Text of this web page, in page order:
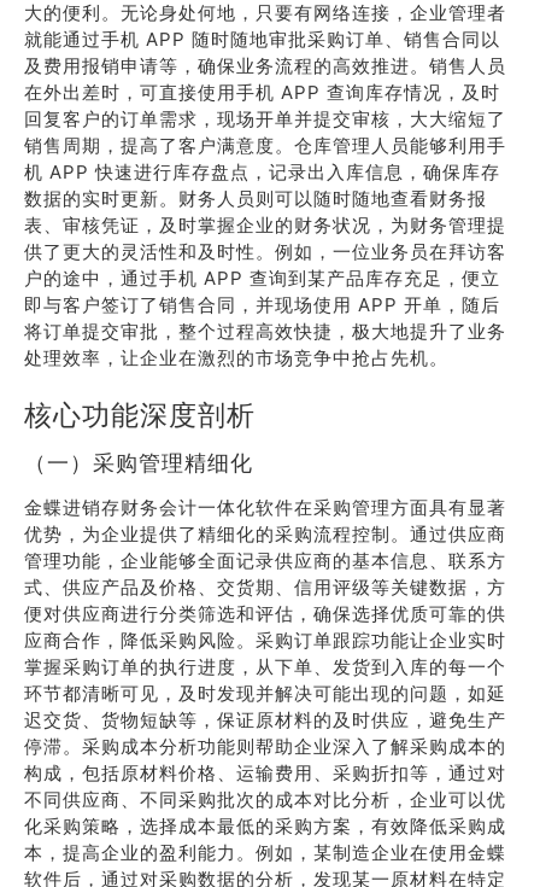
大的便利。无论身处何地，只要有网络连接，企业管理者
就能通过手机 APP 随时随地审批采购订单、销售合同以
及费用报销申请等，确保业务流程的高效推进。销售人员
在外出差时，可直接使用手机 APP 查询库存情况，及时
回复客户的订单需求，现场开单并提交审核，大大缩短了
销售周期，提高了客户满意度。仓库管理人员能够利用手
机 APP 快速进行库存盘点，记录出入库信息，确保库存
数据的实时更新。财务人员则可以随时随地查看财务报
表、审核凭证，及时掌握企业的财务状况，为财务管理提
供了更大的灵活性和及时性。例如，一位业务员在拜访客
户的途中，通过手机 APP 查询到某产品库存充足，便立
即与客户签订了销售合同，并现场使用 APP 开单，随后
将订单提交审批，整个过程高效快捷，极大地提升了业务
处理效率，让企业在激烈的市场竞争中抢占先机。
核心功能深度剖析
（一）采购管理精细化
金蝶进销存财务会计一体化软件在采购管理方面具有显著
优势，为企业提供了精细化的采购流程控制。通过供应商
管理功能，企业能够全面记录供应商的基本信息、联系方
式、供应产品及价格、交货期、信用评级等关键数据，方
便对供应商进行分类筛选和评估，确保选择优质可靠的供
应商合作，降低采购风险。采购订单跟踪功能让企业实时
掌握采购订单的执行进度，从下单、发货到入库的每一个
环节都清晰可见，及时发现并解决可能出现的问题，如延
迟交货、货物短缺等，保证原材料的及时供应，避免生产
停滞。采购成本分析功能则帮助企业深入了解采购成本的
构成，包括原材料价格、运输费用、采购折扣等，通过对
不同供应商、不同采购批次的成本对比分析，企业可以优
化采购策略，选择成本最低的采购方案，有效降低采购成
本，提高企业的盈利能力。例如，某制造企业在使用金蝶
软件后，通过对采购数据的分析，发现某一原材料在特定